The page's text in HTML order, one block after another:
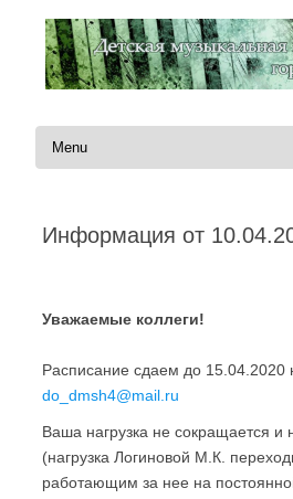
Перейти к содержимому
Информация от
Уважаемые коллеги!
Расписание сдаем до 15.04.2020
do_dmsh4@mail.ru
Ваша нагрузка не сокращается и
(нагрузка Логиновой М.К.
работающим за нее на